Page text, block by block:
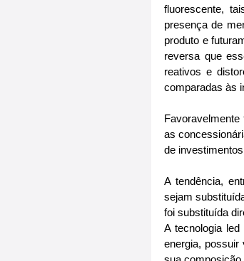
fluorescente,
presença de
produto e
reversa que
reativos e
comparadas às
as
de
A tendência,
sejam
foi substituída
A tecnologia
energia, possuir